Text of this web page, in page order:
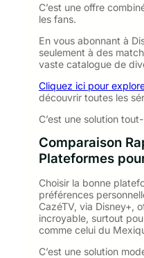
C’est une offre
les fans.
En vous abonnant à
seulement à des
vaste catalogue de
Cliquez ici pour
découvrir toutes les
C’est une solution
Comparaison
Plateformes
Choisir la bonne
préférences
CazéTV, via Disney+,
incroyable, surtout
comme celui du
C’est une solution